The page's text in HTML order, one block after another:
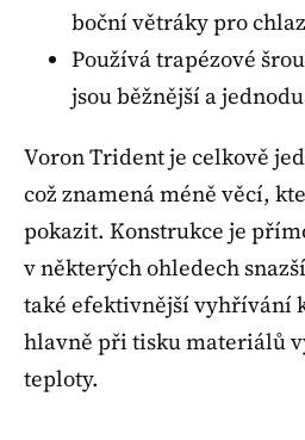
boční větráky pro
Používá trapézové
jsou běžnější a
Voron Trident je celkově
což znamená méně věcí,
pokazit. Konstrukce je
v některých ohledech
také efektivnější vyhřívání
hlavně při tisku materiálů
teploty.